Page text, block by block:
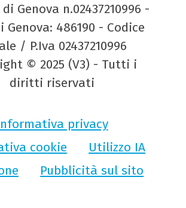
Genova n.02437210996 -
Genova: 486190 - Codice
/ P.Iva 02437210996
© 2025 (V3) - Tutti i
diritti riservati
privacy
cookie
Utilizzo IA
Pubblicità sul sito